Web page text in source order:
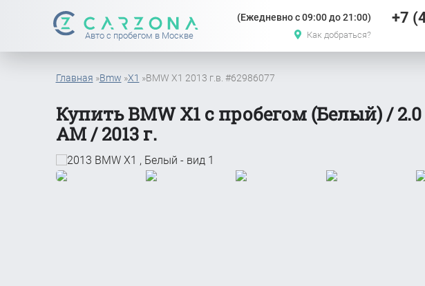
Авто с пробегом в Москве
(Ежедневно с 09:00 до 21:00)
Как добраться?
+7
Главная »Bmw »X1 »BMW X1 2013 г.в. #62986077
Купить BMW X1 с пробегом (Белый) / 2.0
АМ / 2013 г.